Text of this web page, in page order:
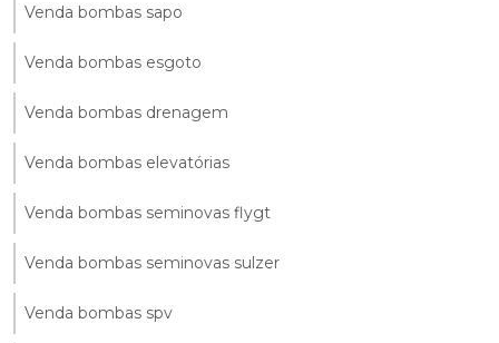
Venda bombas sapo
Venda bombas esgoto
Venda bombas drenagem
Venda bombas elevatórias
Venda bombas seminovas flygt
Venda bombas seminovas sulzer
Venda bombas spv